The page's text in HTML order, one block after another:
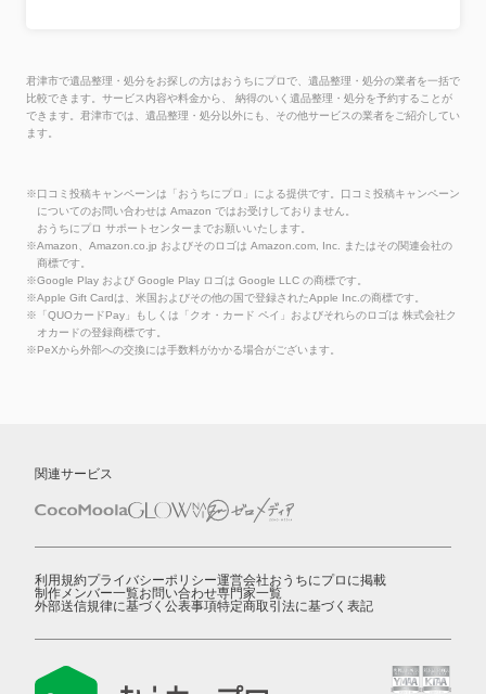
君津市で遺品整理・処分をお探しの方はおうちにプロで、遺品整理・処分の業者を一括で
比較できます。サービス内容や料金から、 納得のいく遺品整理・処分を予約することが
できます。君津市では、遺品整理・処分以外にも、その他サービスの業者をご紹介してい
ます。
※口コミ投稿キャンペーンは「おうちにプロ」による提供です。口コミ投稿キャンペーン
についてのお問い合わせは Amazon ではお受けしておりません。
おうちにプロ サポートセンターまでお願いいたします。
※Amazon、Amazon.co.jp およびそのロゴは Amazon.com, Inc. またはその関連会社の
商標です。
※Google Play および Google Play ロゴは Google LLC の商標です。
※Apple Gift Cardは、米国およびその他の国で登録されたApple Inc.の商標です。
※「QUOカードPay」もしくは「クオ・カード ペイ」およびそれらのロゴは 株式会社ク
オカードの登録商標です。
※PeXから外部への交換には手数料がかかる場合がございます。
関連サービス
利用規約プライバシーポリシー運営会社おうちにプロに掲載
制作メンバー一覧お問い合わせ専門家一覧
外部送信規律に基づく公表事項特定商取引法に基づく表記